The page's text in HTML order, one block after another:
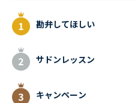
勘弁してほしい
サドンレッスン
キャンペーン